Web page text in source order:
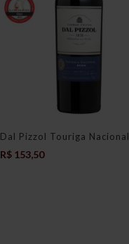
Dal Pizzol Touriga Nacional
R$ 153,50